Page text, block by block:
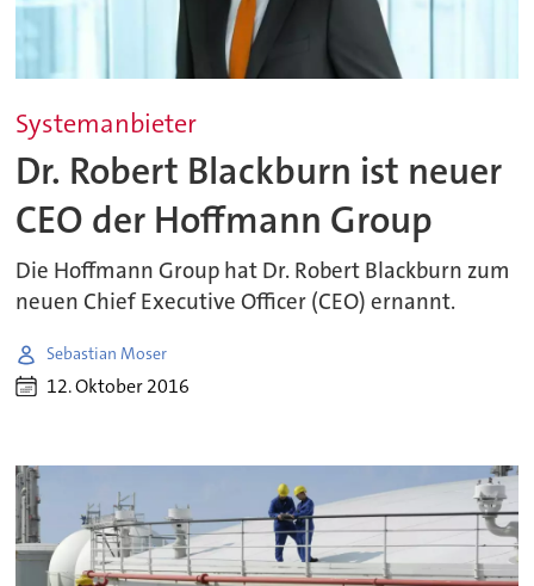
Systemanbieter
Dr. Robert Blackburn ist neuer
CEO der Hoffmann Group
Die Hoffmann Group hat Dr. Robert Blackburn zum
neuen Chief Executive Officer (CEO) ernannt.
Sebastian Moser
12. Oktober 2016